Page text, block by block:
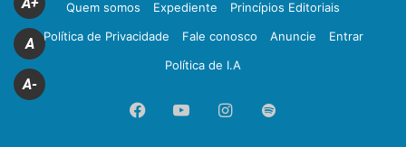
Quem somos
Expediente
Princípios Editoriais
Política de Privacidade
Fale conosco Anuncie
Entrar
Política de I.A
FacebookYouTubeInstagram
Spotify
A
A-